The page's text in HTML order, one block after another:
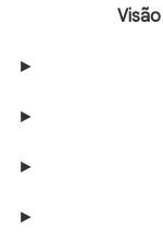
►
►
►
►